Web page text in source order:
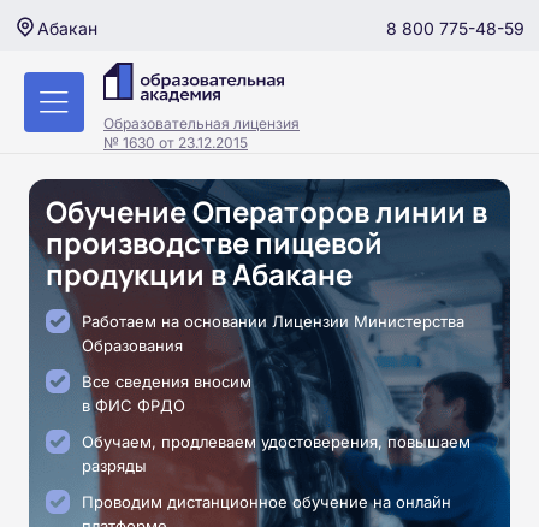
Абакан 8 800 775-48-59
Образовательная лицензия
№ 1630 от 23.12.2015
Обучение Операторов линии в
производстве пищевой
продукции в Абакане
Работаем на основании Лицензии Министерства
Образования
Все сведения вносим
в ФИС ФРДО
Обучаем, продлеваем удостоверения, повышаем
разряды
Проводим дистанционное обучение на онлайн